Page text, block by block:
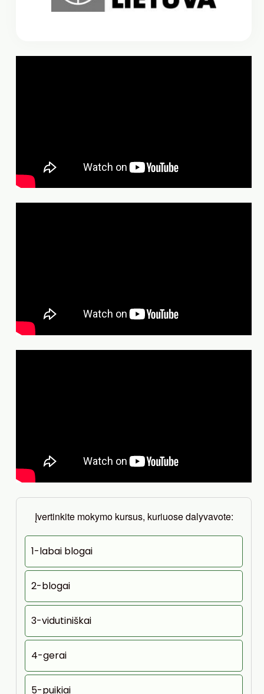
Įvertinkite mokymo kursus, kuriuose dalyvavote:
1-labai blogai
2-blogai
3-vidutiniškai
4-gerai
5-puikiai